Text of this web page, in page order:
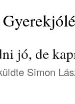
jó, de
Simon